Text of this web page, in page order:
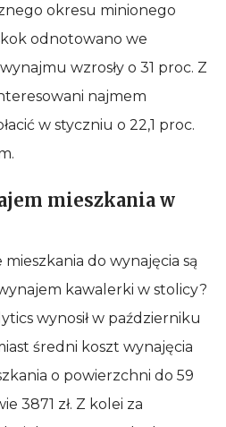
okresu minionego
odnotowano we
wzrosły o 31 proc. Z
najmem
w styczniu o 22,1 proc.
mieszkania w
do wynajęcia są
kawalerki w stolicy?
wynosił w październiku
średni koszt wynajęcia
o powierzchni do 59
3871 zł. Z kolei za